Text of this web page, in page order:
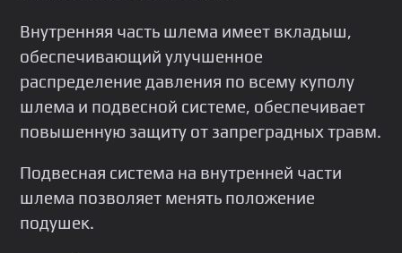
Внутренняя часть шлема имеет вкладыш,
обеспечивающий улучшенное
распределение давления по всему куполу
шлема и подвесной системе, обеспечивает
повышенную защиту от запреградных травм.
Подвесная система на внутренней части
шлема позволяет менять положение
подушек.